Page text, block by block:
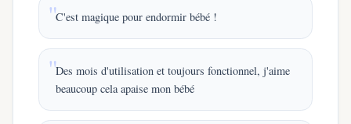
C'est magique pour endormir bébé !
Des mois d'utilisation et toujours fonctionnel, j'aime
beaucoup cela apaise mon bébé